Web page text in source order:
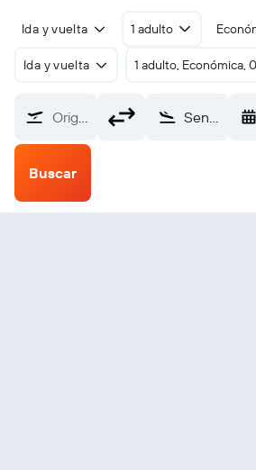
Ida y vuelta 1 adulto
Ida y vuelta 1 adulto, Económica,
Origen Sendai (SDJ)
Buscar